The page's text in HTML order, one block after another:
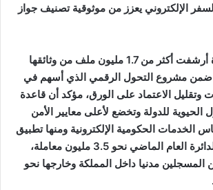
الإلكتروني يعزز من موثوقية تصنيف جواز
وأشار إلى أن الدائرة أرشفت أكثر من 1.7 مليون ملف من وثائقها
ضمن مشروع التحول الرقمي الذي أسهم في
وتقليل الاعتماد على الورق، مؤكد أن قاعدة
الحيوية للدولة وتخضع لأعلى معايير الأمن
الخدمات الحكومية الإلكترونية ومنها تطبيق
“سند”، كما أنجزت الدائرة العام الماضي نحو 3.5 مليون معاملة،
المسجلين مدنيا داخل المملكة وخارجها نحو